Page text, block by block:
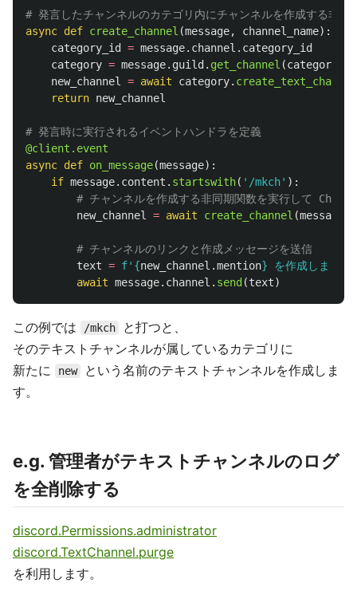
async def create_channel (message, channel_name):
category_id = message. channel . category_id
category = message. guild. get_channel (category_id
new_channel
= await category. create_text_channel
return new_channel
@client.event
async def on_message(message):
if message. content . startswith( ' /mkch' ):
new_channel = await create_channel (message
text = f' {new_channel .mention} を作成しました
await message. channel . send(text)
この例では /mkch
と打つと、
そのテキストチャンネルが属しているカテゴリに
新たに
new
という名前のテキストチャンネルを作成しま
す。
e.g. 管理者がテキストチャンネルのログ
を全削除する
discord.Permissions.administrator
discord.TextChannel.purge
を利用します。